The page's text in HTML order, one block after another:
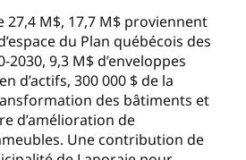
M$, 17,7 M$ proviennent
du Plan québécois des
9,3 M$ d’enveloppes
d’actifs, 300 000 $ de la
des bâtiments et
d’amélioration de
Une contribution de